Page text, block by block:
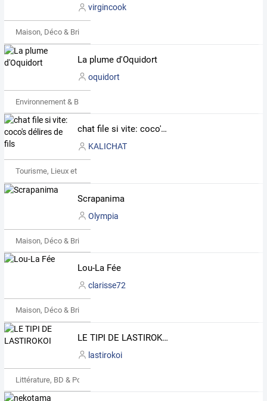
virgincook
Maison, Déco & Bricolage
La plume d'Oquidort
oquidort
Environnement & Bio
chat file si vite: coco's délires de fils
KALICHAT
Tourisme, Lieux et Événements
Scrapanima
Olympia
Maison, Déco & Bricolage
Lou-La Fée
clarisse72
Maison, Déco & Bricolage
LE TIPI DE LASTIROKOI
lastirokoi
Littérature, BD & Poésie